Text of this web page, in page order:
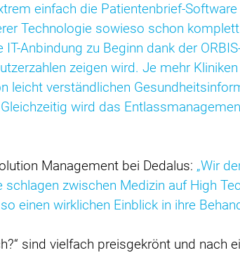
einfach die Patientenbrief-
Technologie sowieso schon
Anbindung zu Beginn dank der
zeigen wird. Je mehr
leicht verständlichen
wird das
Management bei Dedalus: „Wir
zwischen Medizin auf High
einen wirklichen Einblick in ihre
sind vielfach preisgekrönt und